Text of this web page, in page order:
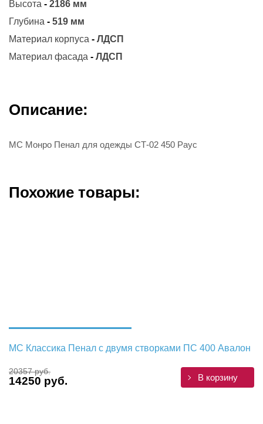
Высота - 2186 мм
Глубина - 519 мм
Материал корпуса - ЛДСП
Материал фасада - ЛДСП
Описание:
МС Монро Пенал для одежды СТ-02 450 Раус
Похожие товары:
МС Классика Пенал с двумя створками ПС 400 Авалон
20357 руб.
14250 руб. В корзину